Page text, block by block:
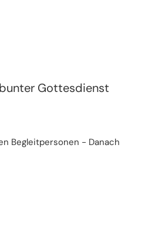
Gottesdienst
Begleitpersonen - Danach